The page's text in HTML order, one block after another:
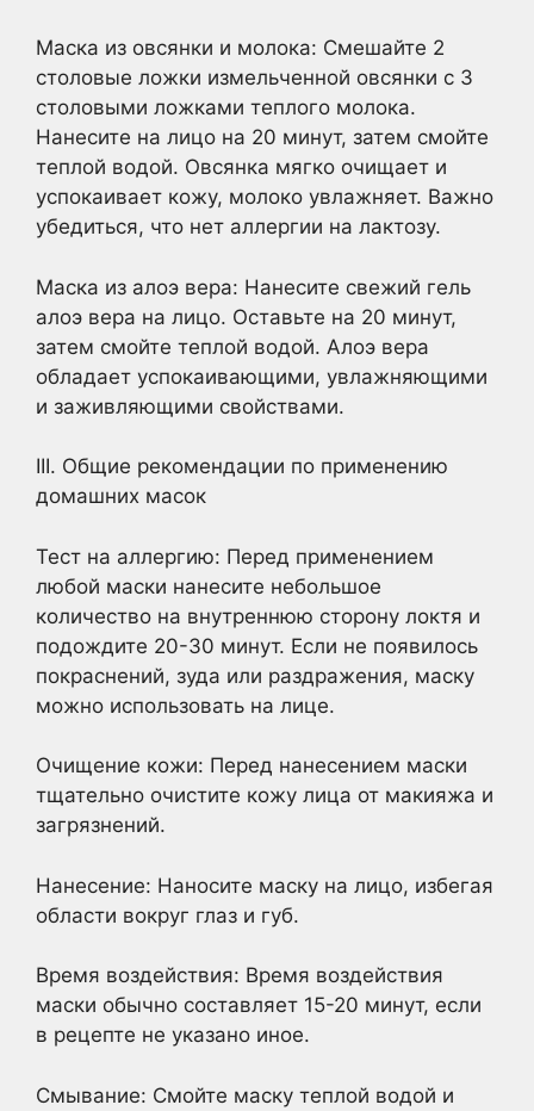
Маска из овсянки и молока: Смешайте 2
столовые ложки измельченной овсянки с 3
столовыми ложками теплого молока.
Нанесите на лицо на 20 минут, затем смойте
теплой водой. Овсянка мягко очищает и
успокаивает кожу, молоко увлажняет. Важно
убедиться, что нет аллергии на лактозу.
Маска из алоэ вера: Нанесите свежий гель
алоэ вера на лицо. Оставьте на 20 минут,
затем смойте теплой водой. Алоэ вера
обладает успокаивающими, увлажняющими
и заживляющими свойствами.
III. Общие рекомендации по применению
домашних масок
Тест на аллергию: Перед применением
любой маски нанесите небольшое
количество на внутреннюю сторону локтя и
подождите 20-30 минут. Если не появилось
покраснений, зуда или раздражения, маску
можно использовать на лице.
Очищение кожи: Перед нанесением маски
тщательно очистите кожу лица от макияжа и
загрязнений.
Нанесение: Наносите маску на лицо, избегая
области вокруг глаз и губ.
Время воздействия: Время воздействия
маски обычно составляет 15-20 минут, если
в рецепте не указано иное.
Смывание: Смойте маску теплой водой и